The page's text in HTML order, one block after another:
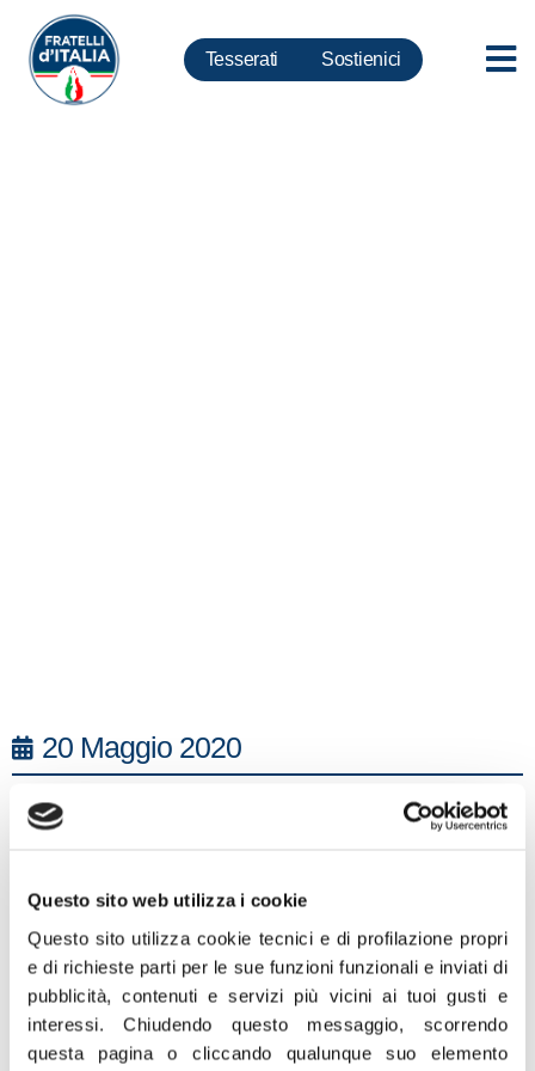
Questo sito web utilizza i cookie
Questo sito utilizza cookie tecnici e di profilazione propri
e di richieste parti per le sue funzioni funzionali e inviati di
pubblicità, contenuti e servizi più vicini ai tuoi gusti e
interessi.Chiudendo questo messaggio, scorrendo
questa pagina o cliccando qualunque suo elemento
Tesserati Sostienici
20 Maggio 2020
ragione nel criticare la scelta della Consob di
nuovamente possibili ed operative le vendite allo
scoperto. In una fase di debolezza, con l’incertezza di
una Fase 2 appena iniziata e con la generale instabilità
dei mercati era prevedibile che ci sarebbero stati
contraccolpi sui mercati azionari. Nuovamente la
Consob, dopo essere intervenuta con colpevole ritardo